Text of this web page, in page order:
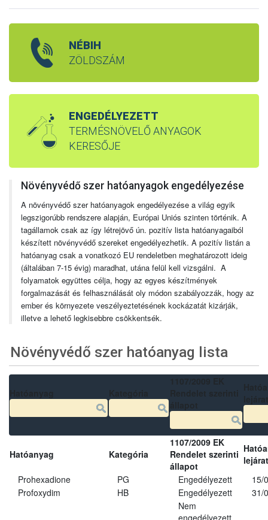
NÉBIH
ZÖLDSZÁM
ENGEDÉLYEZETT
TERMÉSNÖVELŐ ANYAGOK
KERESŐJE
Növényvédő szer hatóanyagok engedélyezése
A növényvédő szer hatóanyagok engedélyezése a világ egyik
legszigorúbb rendszere alapján, Európai Uniós szinten történik. A
tagállamok csak az így létrejövő ún. pozitív lista hatóanyagaiból
készített növényvédő szereket engedélyezhetik. A pozitív listán a
hatóanyag csak a vonatkozó EU rendeletben meghatározott ideig
(általában 7-15 évig) maradhat, utána felül kell vizsgálni. A
folyamatok együttes célja, hogy az egyes készítmények
forgalmazását és felhasználását oly módon szabályozzák, hogy az
ember és környezete veszélyeztetésének kockázatát kizárják,
illetve a lehető legkisebbre csökkentsék.
Növényvédő szer hatóanyag lista
Hatóanyag Kategória
1107/2009 EK
Rendelet szerinti
állapot
Prohexadione
PG Engedélyezett
15/
Profoxydim
HB Engedélyezett 31/
Nem